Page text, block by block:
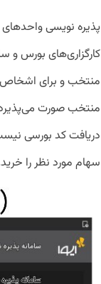
پذیره ‏نویسی
کارگزاری‌های بورس و
منتخب و برای اشخاص
منتخب صورت
دریافت کد بورسی
سهام مورد نظر را